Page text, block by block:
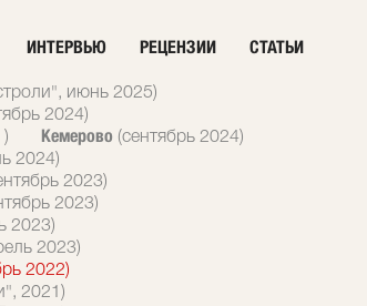
ИНТЕРВЬЮ РЕЦЕНЗИИ СТАТЬИ
июнь 2025)
2024)
) Кемерово (сентябрь 2024)
2024)
2023)
2023)
2023)
2023)
2022)
2021)